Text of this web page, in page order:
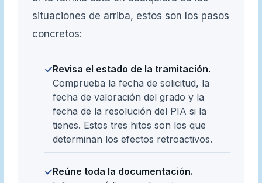
situaciones de arriba, estos son los pasos
concretos:
✓Revisa el estado de la tramitación.
Comprueba la fecha de solicitud, la
fecha de valoración del grado y la
fecha de la resolución del PIA si la
tienes. Estos tres hitos son los que
determinan los efectos retroactivos.
✓Reúne toda la documentación.